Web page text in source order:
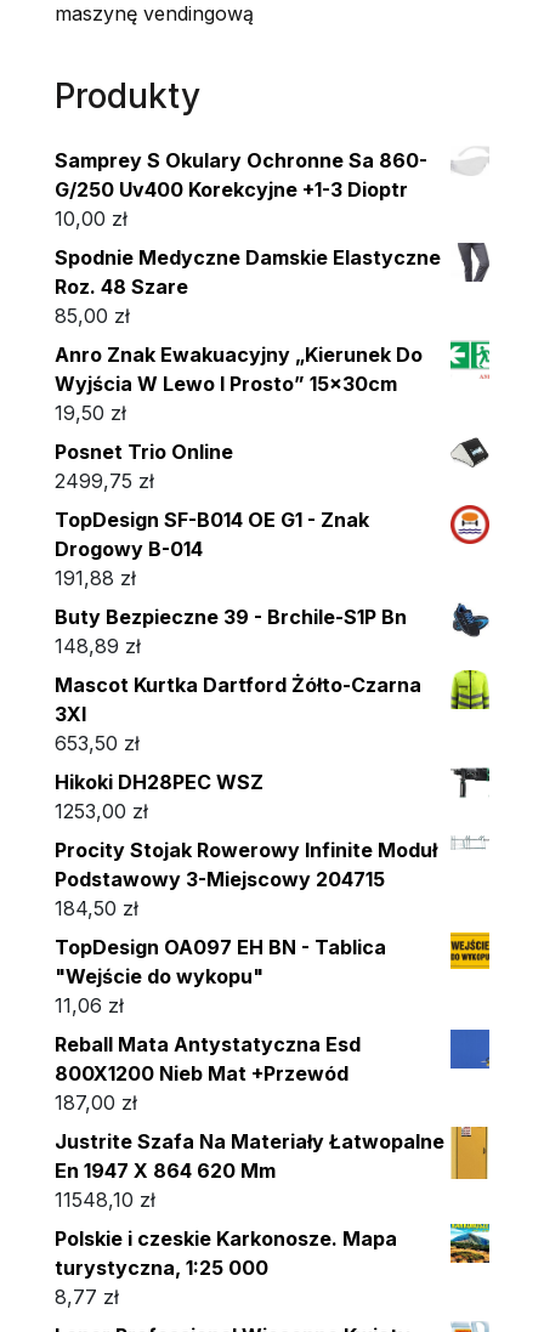
maszynę vendingową
Produkty
Samprey S Okulary Ochronne Sa 860-
G/250 Uv400 Korekcyjne +1-3 Dioptr
10,00 zł
Spodnie Medyczne Damskie Elastyczne
Roz. 48 Szare
85,00 zł
Anro Znak Ewakuacyjny „Kierunek Do
Wyjścia W Lewo I Prosto” 15x30cm
19,50 zł
Posnet Trio Online
2499,75 zł
TopDesign SF-B014 OE G1 - Znak
Drogowy B-014
191,88 zł
Buty Bezpieczne 39 - Brchile-S1P Bn
148,89 zł
Mascot Kurtka Dartford Żółto-Czarna
3Xl
653,50 zł
Hikoki DH28PEC WSZ
1253,00 zł
Procity Stojak Rowerowy Infinite Moduł
Podstawowy 3-Miejscowy 204715
184,50 zł
TopDesign OA097 EH BN - Tablica
"Wejście do wykopu"
11,06 zł
Reball Mata Antystatyczna Esd
800X1200 Nieb Mat +Przewód
187,00 zł
Justrite Szafa Na Materiały Łatwopalne
En 1947 X 864 620 Mm
11548,10 zł
Polskie i czeskie Karkonosze. Mapa
turystyczna, 1:25 000
8,77 zł